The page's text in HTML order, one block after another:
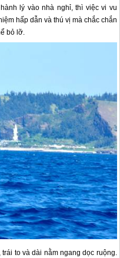
lý vào nhà nghỉ, thì việc vi vu
hấp dẫn và thú vị mà chắc chắn
bỏ lỡ.
to và dài nằm ngang dọc ruộng.